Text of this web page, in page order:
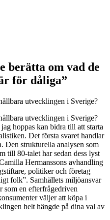
berätta om vad de
för dåliga”
utvecklingen i Sverige?
utvecklingen i Sverige?
hoppas kan bidra till att starta
Det första svaret handlar
Den strukturella analysen som
till 80-talet har sedan dess lyst
Hermanssons avhandling
politiker och företag
folk”. Samhällets miljöansvar
som en efterfrågedriven
väljer att köpa i
helt hängde på dina val av